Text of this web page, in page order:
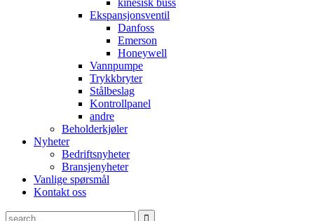
kinesisk buss
Ekspansjonsventil
Danfoss
Emerson
Honeywell
Vannpumpe
Trykkbryter
Stålbeslag
Kontrollpanel
andre
Beholderkjøler
Nyheter
Bedriftsnyheter
Bransjenyheter
Vanlige spørsmål
Kontakt oss